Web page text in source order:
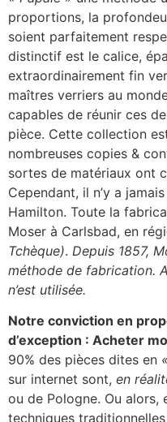
proportions, la
soient parfaitement
distinctif est le calice,
extraordinairement fin
maîtres verriers au
capables de réunir ces
pièce. Cette collection
nombreuses copies &
sortes de matériaux ont
Cependant, il n’y a
Hamilton. Toute la
Moser à Carlsbad, en
Tchèque). Depuis 1857,
méthode de fabrication.
n’est utilisée.
Notre conviction en
d’exception : Acheter
90% des pièces dites en
sur internet sont, en
ou de Pologne. Ou alors,
techniques